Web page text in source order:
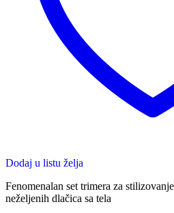
Dodaj u listu želja
Fenomenalan set trimera za
neželjenih dlačica sa tela